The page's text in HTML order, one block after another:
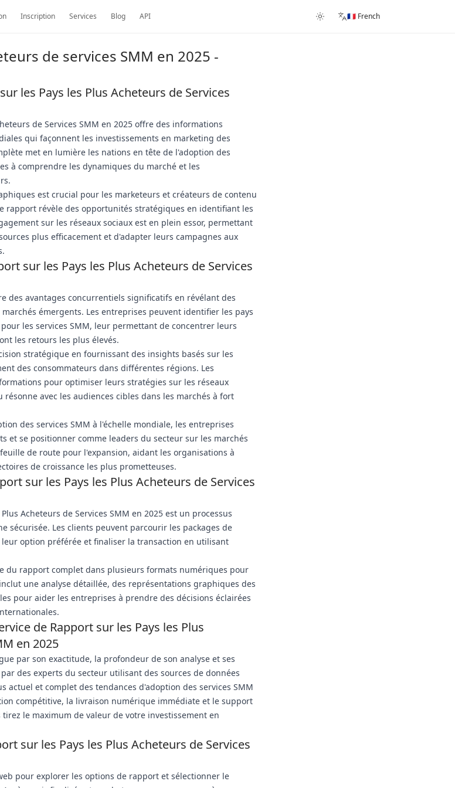
Inscription Services Blog API 🇫🇷 French
de services SMM en 2025 -
les Pays les Plus Acheteurs de Services
de Services SMM en 2025 offre des informations
qui façonnent les investissements en marketing des
met en lumière les nations en tête de l'adoption des
à comprendre les dynamiques du marché et les
est crucial pour les marketeurs et créateurs de contenu
rapport révèle des opportunités stratégiques en identifiant les
sur les réseaux sociaux est en plein essor, permettant
plus efficacement et d'adapter leurs campagnes aux
sur les Pays les Plus Acheteurs de Services
des avantages concurrentiels significatifs en révélant des
émergents. Les entreprises peuvent identifier les pays
les services SMM, leur permettant de concentrer leurs
les retours les plus élevés.
stratégique en fournissant des insights basés sur les
des consommateurs dans différentes régions. Les
pour optimiser leurs stratégies sur les réseaux
avec les audiences cibles dans les marchés à fort
des services SMM à l'échelle mondiale, les entreprises
et se positionner comme leaders du secteur sur les marchés
de route pour l'expansion, aidant les organisations à
de croissance les plus prometteuses.
sur les Pays les Plus Acheteurs de Services
Acheteurs de Services SMM en 2025 est un processus
sécurisée. Les clients peuvent parcourir les packages de
option préférée et finaliser la transaction en utilisant
du rapport complet dans plusieurs formats numériques pour
une analyse détaillée, des représentations graphiques des
pour aider les entreprises à prendre des décisions éclairées
de Rapport sur les Pays les Plus
en 2025
par son exactitude, la profondeur de son analyse et ses
des experts du secteur utilisant des sources de données
actuel et complet des tendances d'adoption des services SMM
compétitive, la livraison numérique immédiate et le support
le maximum de valeur de votre investissement en
sur les Pays les Plus Acheteurs de Services
pour explorer les options de rapport et sélectionner le